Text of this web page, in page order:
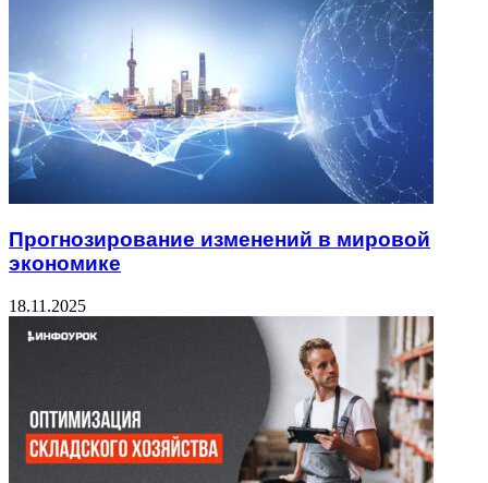
Прогнозирование изменений в мировой
экономике
18.11.2025